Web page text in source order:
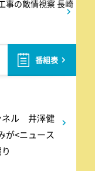
事の敵情視察 長崎
番組表
ネル 井澤健
が<ニュース